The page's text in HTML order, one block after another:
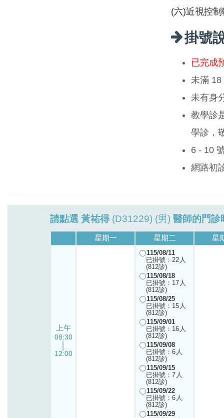
(六)近視控
掛號
已完成
未滿 18
未有身
教學診
學診，
6 - 10
網路初